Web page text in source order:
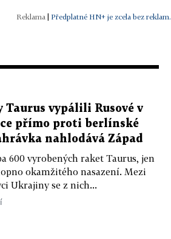
| Předplatné HN+ je zcela bez reklam.
Taurus vypálili Rusové v
přímo proti berlínské
nahlodává Západ
600 vyrobených raket Taurus, jen
okamžitého nasazení. Mezi
Ukrajiny se z nich...